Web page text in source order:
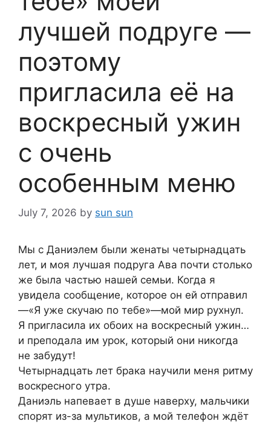
лучшей подруге —
поэтому
пригласила её на
воскресный ужин
с очень
особенным меню
July 7, 2026 by sun sun
Мы с Даниэлем были женаты четырнадцать
лет, и моя лучшая подруга Ава почти столько
же была частью нашей семьи. Когда я
увидела сообщение, которое он ей отправил
—«Я уже скучаю по тебе»—мой мир рухнул.
Я пригласила их обоих на воскресный ужин…
и преподала им урок, который они никогда
не забудут!
Четырнадцать лет брака научили меня ритму
воскресного утра.
Даниэль напевает в душе наверху, мальчики
спорят из-за мультиков, а мой телефон ждёт